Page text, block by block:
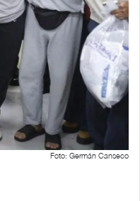
Foto: Germán Canseco